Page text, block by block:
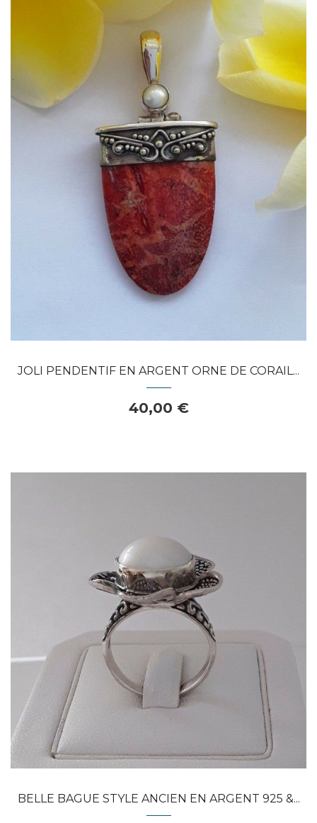
APERÇU RAPIDE
JOLI PENDENTIF EN ARGENT ORNE DE CORAIL...
40,00 €
Dans mon panier
APERÇU RAPIDE
BELLE BAGUE STYLE ANCIEN EN ARGENT 925 &...